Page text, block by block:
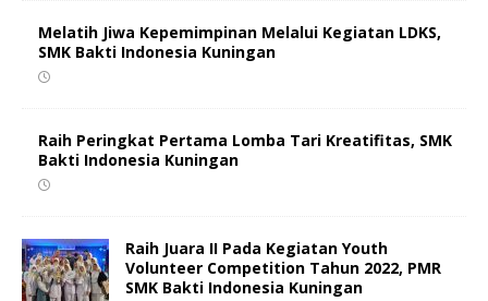
Melatih Jiwa Kepemimpinan Melalui Kegiatan LDKS,
SMK Bakti Indonesia Kuningan
Raih Peringkat Pertama Lomba Tari Kreatifitas, SMK
Bakti Indonesia Kuningan
Raih Juara II Pada Kegiatan Youth
Volunteer Competition Tahun 2022, PMR
SMK Bakti Indonesia Kuningan